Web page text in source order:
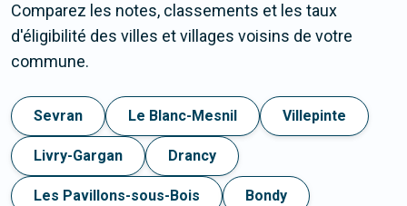
Comparez les notes, classements et les taux
d'éligibilité des villes et villages voisins de votre
commune.
Sevran Le Blanc-Mesnil Villepinte
Livry-Gargan Drancy
Les Pavillons-sous-Bois Bondy